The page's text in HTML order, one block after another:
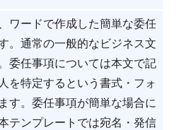
ワードで作成した簡単な委任
。通常の一般的なビジネス文
委任事項については本文で記
を特定するという書式・フォ
す。委任事項が簡単な場合に
テンプレートでは宛名・発信